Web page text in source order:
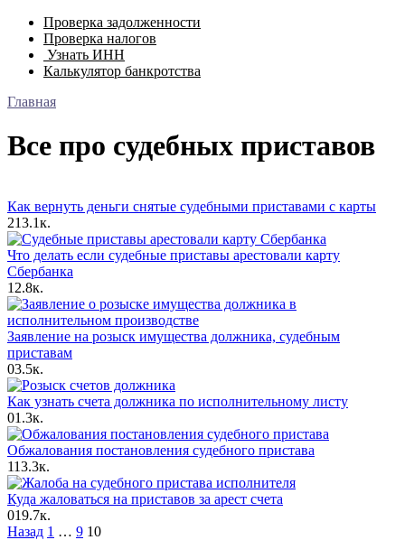
Проверка задолженности
Проверка налогов
Узнать ИНН
Калькулятор банкротства
Главная
Все про судебных приставов
Как вернуть деньги снятые судебными приставами с карты
213.1к.
Что делать если судебные приставы арестовали карту
Сбербанка
1 2.8к.
Заявление на розыск имущества должника, судебным
приставам
03.5к.
Как узнать счета должника по исполнительному листу
01.3к.
Обжалования постановления судебного пристава
113.3к.
Куда жаловаться на приставов за арест счета
019.7к.
Пагинация
Назад 1 … 9 10